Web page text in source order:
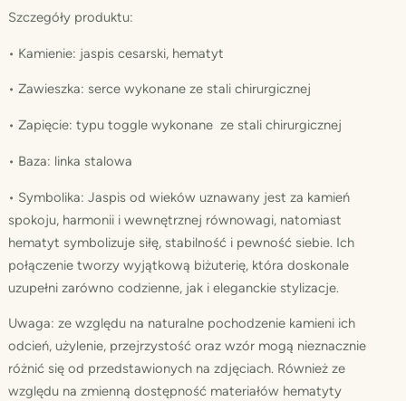
Szczegóły produktu:
• Kamienie: jaspis cesarski, hematyt
• Zawieszka: serce wykonane ze stali chirurgicznej
• Zapięcie: typu toggle wykonane ze stali chirurgicznej
• Baza: linka stalowa
• Symbolika: Jaspis od wieków uznawany jest za kamień
spokoju, harmonii i wewnętrznej równowagi, natomiast
hematyt symbolizuje siłę, stabilność i pewność siebie. Ich
połączenie tworzy wyjątkową biżuterię, która doskonale
uzupełni zarówno codzienne, jak i eleganckie stylizacje.
Uwaga: ze względu na naturalne pochodzenie kamieni ich
odcień, użylenie, przejrzystość oraz wzór mogą nieznacznie
różnić się od przedstawionych na zdjęciach. Również ze
względu na zmienną dostępność materiałów hematyty